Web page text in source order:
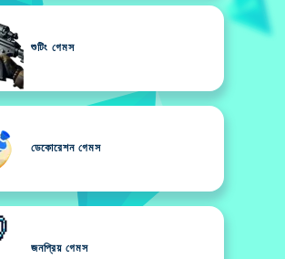
শুটিং গেমস
ডেকোরেশন গেমস
জনপ্রিয় গেমস